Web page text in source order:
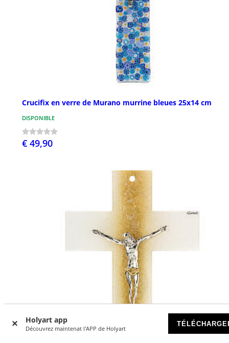
Holyart app
Découvrez maintenat l'APP de Holyart
Crucifix en verre de Murano murrine bleues 25x14 cm
DISPONIBLE
€ 49,90